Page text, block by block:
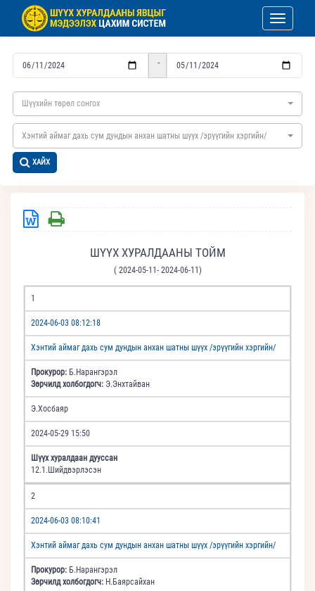
Toggle
-
Шүүхийн төрөл сонгох
Хэнтий аймаг дахь сум дундын анхан шатны шүүх /эрүүгийн хэргийн/
ХАЙХ
ШҮҮХ ХУРАЛДААНЫ ТОЙМ
( 2024-05-11- 2024-06-11)
1
2024-06-03 08:12:18
Хэнтий аймаг дахь сум дундын анхан шатны шүүх /эрүүгийн хэргийн/
Прокурор: Б.Нарангэрэл
Зөрчилд холбогдогч: Э.Энхтайван
Э.Хосбаяр
2024-05-29 15:50
Шүүх хуралдаан дууссан
12.1.Шийдвэрлэсэн
2
2024-06-03 08:10:41
Хэнтий аймаг дахь сум дундын анхан шатны шүүх /эрүүгийн хэргийн/
Прокурор: Б.Нарангэрэл
Зөрчилд холбогдогч: Н.Баярсайхан